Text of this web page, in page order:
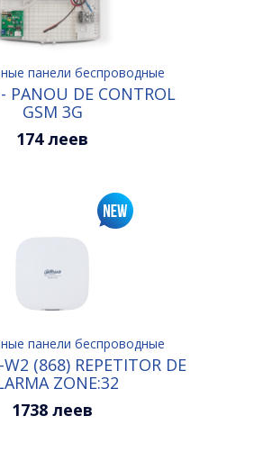
панели беспроводные
PANOU DE CONTROL
GSM 3G
174 леев
панели беспроводные
(868) REPETITOR DE
ZONE:32
1738 леев